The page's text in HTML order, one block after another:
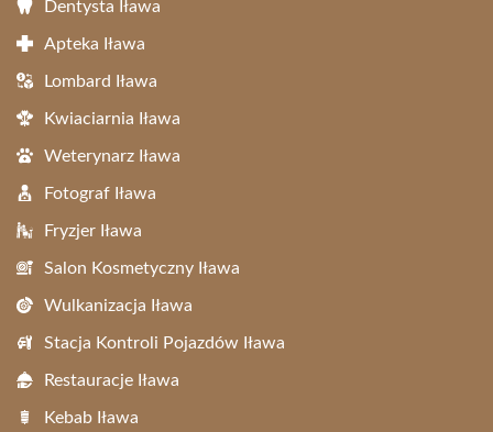
Dentysta Iława
Apteka Iława
Lombard Iława
Kwiaciarnia Iława
Weterynarz Iława
Fotograf Iława
Fryzjer Iława
Salon Kosmetyczny Iława
Wulkanizacja Iława
Stacja Kontroli Pojazdów Iława
Restauracje Iława
Kebab Iława